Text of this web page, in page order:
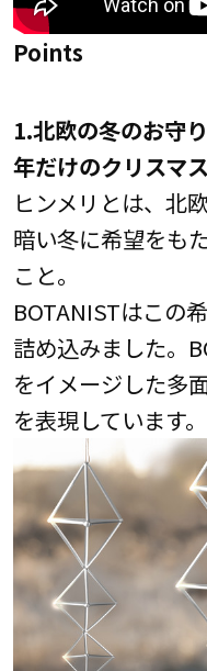
Points
1.北欧の冬のお守
年だけのクリスマ
ヒンメリとは、北
暗い冬に希望をも
こと。
BOTANISTはこの
詰め込みました。
をイメージした多
を表現しています。